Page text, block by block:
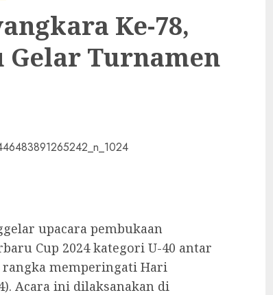
Ke-78,
Gelar Turnamen
upacara pembukaan
Cup 2024 kategori U-40 antar
rangka memperingati Hari
Acara ini dilaksanakan di